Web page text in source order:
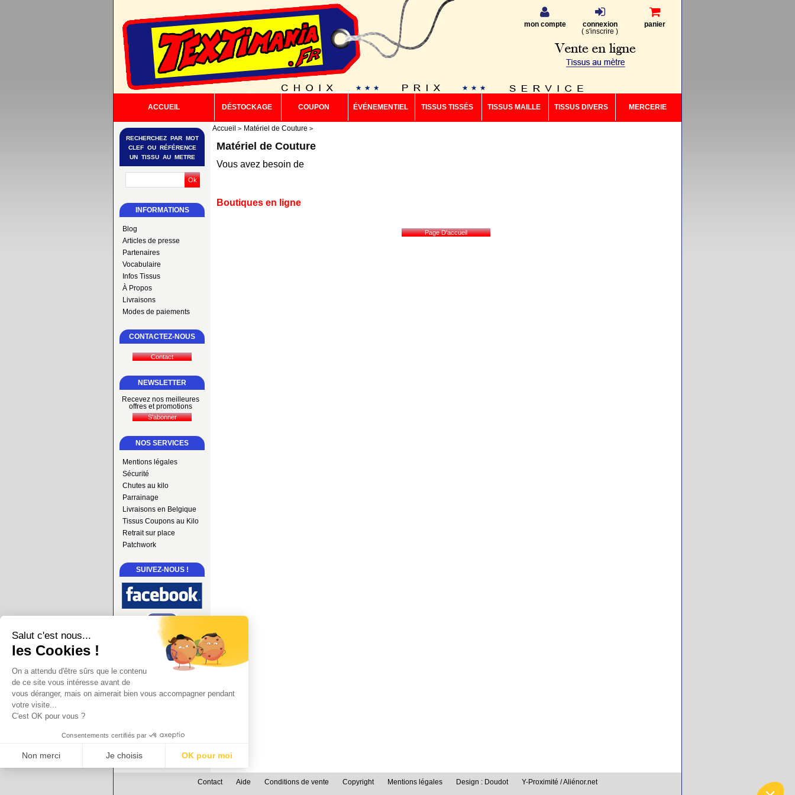
mon compte
connexion
( s'inscrire )
panier
ACCUEIL DÉSTOCKAGE COUPON ÉVÉNEMENTIEL TISSUS TISSÉS TISSUS MAILLE TISSUS DIVERS MERCERIE
INFORMATIONS
Blog
Articles de presse
Partenaires
Vocabulaire
Infos Tissus
À Propos
Livraisons
Modes de paiements
RECHERCHEZ PAR MOT
CLEF OU RÉFÉRENCE
UN TISSU AU METRE
CONTACTEZ-NOUS
NEWSLETTER
Recevez nos meilleures
offres et promotions
NOS SERVICES
Mentions légales
Sécurité
Chutes au kilo
Parrainage
Livraisons en Belgique
Tissus Coupons au Kilo
Retrait sur place
Patchwork
SUIVEZ-NOUS !
Accueil Matériel de Couture
Matériel de Couture
Vous avez besoin de
Boutiques en ligne
Contact Aide Conditions de vente Copyright Mentions légales Design : Doudot Y-Proximité / Aliénor.net
Salut c'est nous...
les Cookies !
On a attendu d'être sûrs que le contenu
de ce site vous intéresse avant de
vous déranger, mais on aimerait bien vous accompagner pendant
votre visite...
C'est OK pour vous ?
Consentements certifiés par
Non merci Je choisis OK pour moi
Plateforme de Gestion du Consentement : Personnalisez vos Options